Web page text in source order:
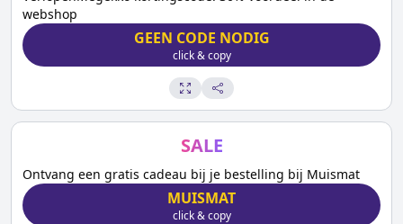
webshop
GEEN CODE NODIG
click & copy
SALE
Ontvang een gratis cadeau bij je bestelling bij Muismat
MUISMAT
click & copy